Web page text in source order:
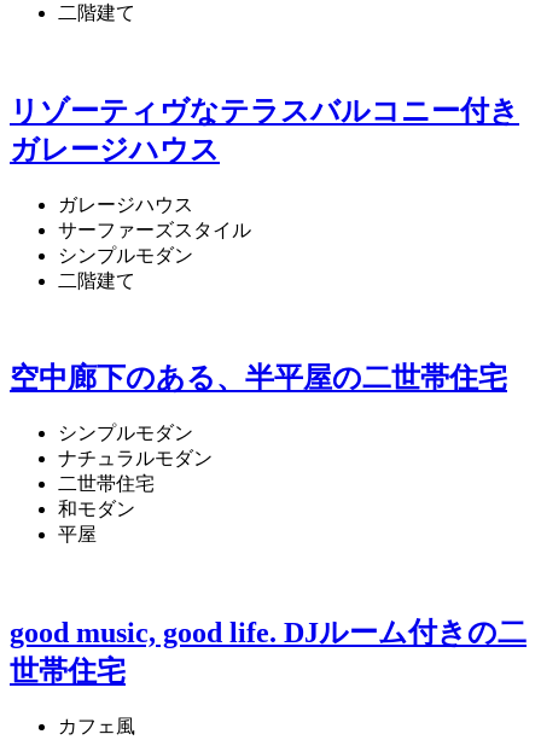
二階建て
リゾーティヴなテラスバルコニー付き
ガレージハウス
ガレージハウス
サーファーズスタイル
シンプルモダン
二階建て
空中廊下のある、半平屋の二世帯住宅
シンプルモダン
ナチュラルモダン
二世帯住宅
和モダン
平屋
good music, good life. DJルーム付きの二
世帯住宅
カフェ風